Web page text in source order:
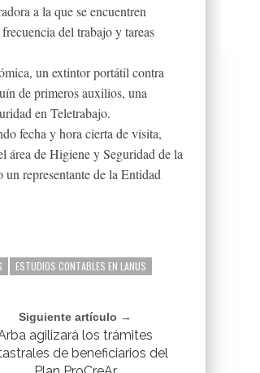
a la que se encuentren
del trabajo y tareas
un extintor portátil contra
de primeros auxilios, una
en Teletrabajo.
fecha y hora cierta de visita,
área de Higiene y Seguridad de la
representante de la Entidad
ESTUDIOS CONTABLES EN LANUS
Siguiente artículo →
agilizará los trámites
de beneficiarios del